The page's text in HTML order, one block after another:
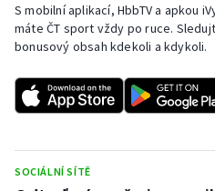
S mobilní aplikací, HbbTV a apkou
máte ČT sport vždy po ruce.
bonusový obsah kdekoli a kdykoli.
SOCIÁLNÍ SÍTĚ